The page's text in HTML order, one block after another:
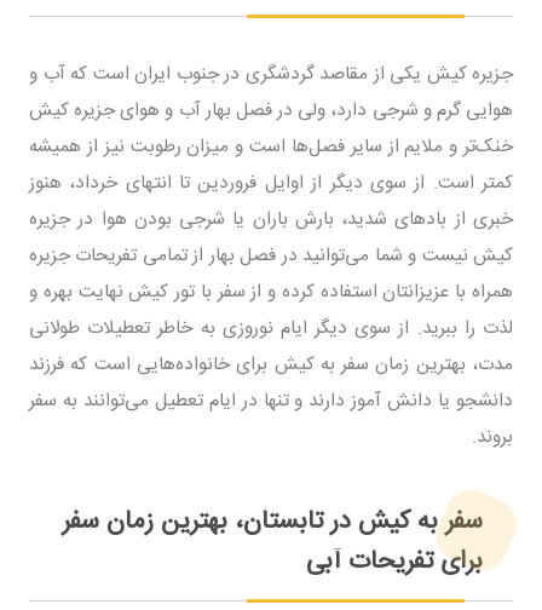
جزیره کیش یکی از مقاصد گردشگری در جنوب ایران است که آب و
هوایی گرم و شرجی دارد، ولی در فصل بهار آب و هوای جزیره کیش
خنک‌تر و ملایم از سایر فصل‌ها است و میزان رطوبت نیز از همیشه
کمتر است. از سوی دیگر از اوایل فروردین تا انتهای خرداد، هنوز
خبری از بادهای شدید، بارش باران یا شرجی بودن هوا در جزیره
کیش نیست و شما می‌توانید در فصل بهار از تمامی تفریحات جزیره
همراه با عزیزانتان استفاده کرده و از سفر با تور کیش نهایت بهره و
لذت را ببرید. از سوی دیگر ایام نوروزی به خاطر تعطیلات طولانی
مدت، بهترین زمان سفر به کیش برای خانواده‌هایی است که فرزند
دانشجو یا دانش آموز دارند و تنها در ایام تعطیل می‌توانند به سفر
بروند.
سفر به کیش در تابستان، بهترین زمان سفر
برای تفریحات آبی